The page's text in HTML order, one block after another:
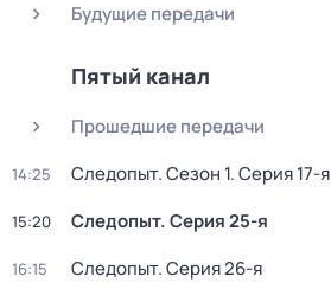
Будущие передачи
Пятый канал
Прошедшие передачи
14:25 Следопыт. Сезон 1. Серия 17-я
15:20 Следопыт. Серия 25-я
16:15 Следопыт. Серия 26-я